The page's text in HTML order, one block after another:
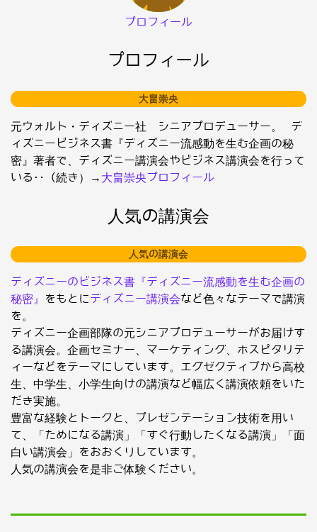
プロフィール
プロフィール
大畠崇央
元ウォルト・ディズニー社 シニアプロデューサー。 デ
ィズニービジネス書『ディズニー流感動を生む企画の秘
密』著者で、ディズニー講演会やビジネス講演会を行って
いる･･（続き）→ 大畠崇央プロフィール
人気の講演会
人気の講演会
ディズニーのビジネス書『ディズニー流感動を生む企画の
秘密』
をもとにディズニー講演会など色々なテーマで講演
を。
ディズニー企画部隊の元シニアプロデューサーがお届けす
る講演会。企画セミナー、マーケティング、ホスピタリテ
ィーなどをテーマにしています。エグゼクティブから高校
生、中学生、小学生向けの講演など幅広く講演依頼をいた
だき実施。
豊富な経験とトークと、プレゼンテーション技術を用い
て、「ためになる講演」「すぐ行動したくなる講演」「面
白い講演会」をおおくりしています。
人気の講演会を是非ご体験ください。